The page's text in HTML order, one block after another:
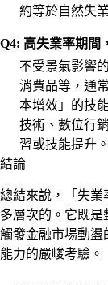
約等於自然失
Q4: 高失業率期間
不受景氣影響
消費品等，通
本增效」的技
技術、數位行
習或技能提升。
結論
總結來說，「失業
多層次的。它既是
觸發金融市場動盪
能力的嚴峻考驗。